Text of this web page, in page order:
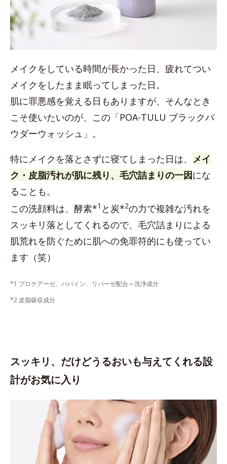
メイクをしている時間が長かった日、疲れてつい
メイクをしたまま眠ってしまった日。
肌に罪悪感を覚える日もありますが、そんなとき
こそ使いたいのが、この「POA-TULU ブラックパ
ウダーウォッシュ」。
特にメイクを落とさずに寝てしまった日は、 メイ
ク・皮脂汚れが肌に残り、毛穴詰まりの一因にな
ることも。
この洗顔料は、酵素*1 と炭*2の力で複雑な汚れを
スッキリ落としてくれるので、毛穴詰まりによる
肌荒れを防ぐために肌への免罪符的にも使ってい
ます（笑）
*1 プロテアーゼ、パパイン、リパーゼ配合＝洗浄成分
*2 皮脂吸収成分
スッキリ、だけどうるおいも与えてくれる設
計がお気に入り